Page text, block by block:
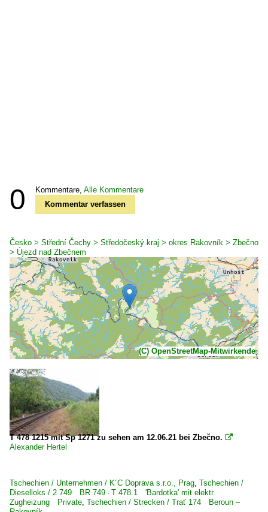
0 Kommentare, Alle Kommentare
Kommentar verfassen
Česko > Střední Čechy > Středočeský kraj > okres Rakovník > Zbečno
> Újezd nad Zbečnem
(C) OpenStreetMap-Mitwirkende
T 478 1215 mit Sp 1271 zu sehen am 12.06.21 bei Zbečno. 
Alexander Hertel
Tschechien / Unternehmen / K´C Doprava s.r.o., Prag, Tschechien /
Dieselloks / 2 749 BR 749 · T 478.1 'Bardotka' mit elektr.
Zugheizung Private, Tschechien / Strecken / Trať 174 Beroun –